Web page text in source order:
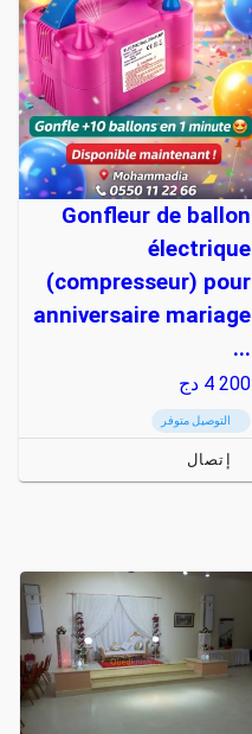
Gonfleur de ballon
électrique
(compresseur) pour
anniversaire mariage
...
4 200 دج
التوصيل متوفر
إتصال